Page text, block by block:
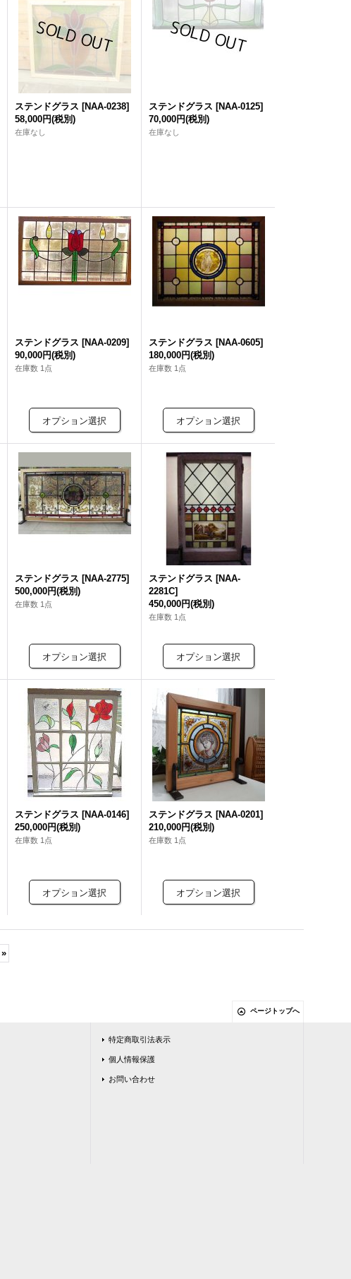
ステンドグラス [NAA-0238]
58,000円(税別)
在庫なし
ステンドグラス [NAA-0125]
70,000円(税別)
在庫なし
ステンドグラス [NAA-0209]
90,000円(税別)
在庫数 1点
ステンドグラス [NAA-0605]
180,000円(税別)
在庫数 1点
ステンドグラス [NAA-2775]
500,000円(税別)
在庫数 1点
ステンドグラス [NAA-
2281C]
450,000円(税別)
在庫数 1点
ステンドグラス [NAA-0146]
250,000円(税別)
在庫数 1点
ステンドグラス [NAA-0201]
210,000円(税別)
在庫数 1点
»
ページトップへ
特定商取引法表示
個人情報保護
お問い合わせ